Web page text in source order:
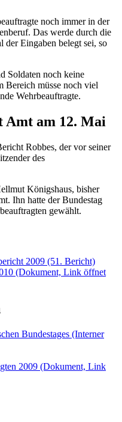
noch immer in der
Das werde durch die
der Eingaben belegt sei, so
Soldaten noch keine
Bereich müsse noch viel
Wehrbeauftragte.
Amt am 12. Mai
Robbes, der vor seiner
des
Königshaus, bisher
Ihn hatte der Bundestag
gewählt.
2009 (51. Bericht)
(Dokument, Link öffnet
Bundestages (Interner
2009 (Dokument, Link